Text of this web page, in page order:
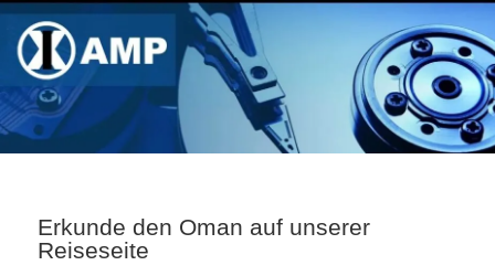
Erkunde den Oman auf unserer
Reiseseite